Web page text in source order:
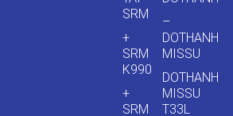
SRM
+
SRM
K990
+
SRM
–
DOTHANH
MISSU
DOTHANH
MISSU
T33L